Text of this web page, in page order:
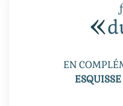
EN
ESQUISSE